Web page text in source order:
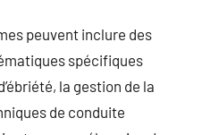
peuvent inclure des
spécifiques
la gestion de la
de conduite